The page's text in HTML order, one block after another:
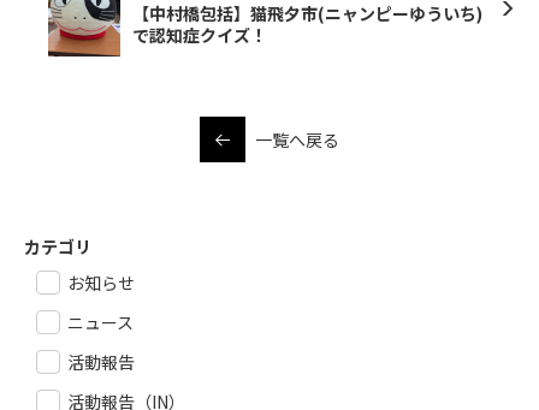
【中村橋包括】猫飛夕市(ニャンピーゆういち)
で認知症クイズ！
一覧へ戻る
カテゴリ
お知らせ
ニュース
活動報告
活動報告（IN）